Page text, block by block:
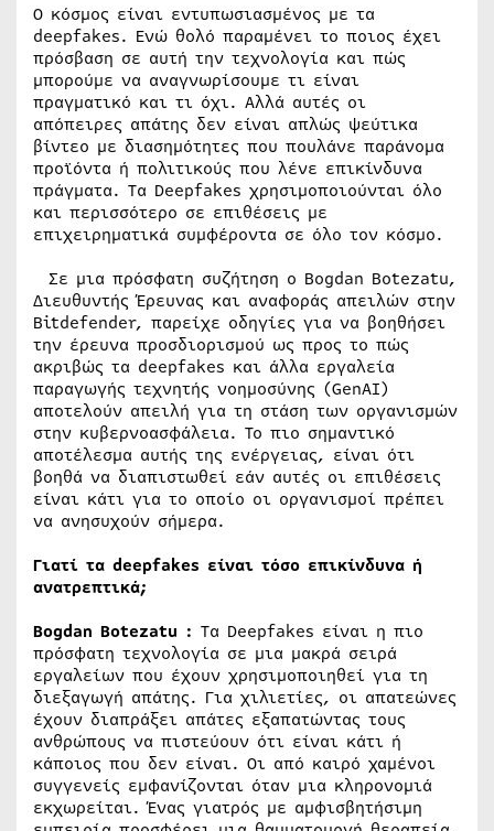
Ο κόσμος είναι εντυπωσιασμένος με τα
deepfakes. Ενώ θολό παραμένει το ποιος έχει
πρόσβαση σε αυτή την τεχνολογία και πώς
μπορούμε να αναγνωρίσουμε τι είναι
πραγματικό και τι όχι. Αλλά αυτές οι
απόπειρες απάτης δεν είναι απλώς ψεύτικα
βίντεο με διασημότητες που πουλάνε παράνομα
προϊόντα ή πολιτικούς που λένε επικίνδυνα
πράγματα. Τα Deepfakes χρησιμοποιούνται όλο
και περισσότερο σε επιθέσεις με
επιχειρηματικά συμφέροντα σε όλο τον κόσμο.
Σε μια πρόσφατη συζήτηση ο Bogdan Botezatu,
Διευθυντής Έρευνας και αναφοράς απειλών στην
Bitdefender, παρείχε οδηγίες για να βοηθήσει
την έρευνα προσδιορισμού ως προς το πώς
ακριβώς τα deepfakes και άλλα εργαλεία
παραγωγής τεχνητής νοημοσύνης (GenAI)
αποτελούν απειλή για τη στάση των οργανισμών
στην κυβερνοασφάλεια. Το πιο σημαντικό
αποτέλεσμα αυτής της ενέργειας, είναι ότι
βοηθά να διαπιστωθεί εάν αυτές οι επιθέσεις
είναι κάτι για το οποίο οι οργανισμοί πρέπει
να ανησυχούν σήμερα.
Γιατί τα deepfakes είναι τόσο επικίνδυνα ή
ανατρεπτικά;
Bogdan Botezatu : Τα Deepfakes είναι η πιο
πρόσφατη τεχνολογία σε μια μακρά σειρά
εργαλείων που έχουν χρησιμοποιηθεί για τη
διεξαγωγή απάτης. Για χιλιετίες, οι απατεώνες
έχουν διαπράξει απάτες εξαπατώντας τους
ανθρώπους να πιστεύουν ότι είναι κάτι ή
κάποιος που δεν είναι. Οι από καιρό χαμένοι
συγγενείς εμφανίζονται όταν μια κληρονομιά
εκχωρείται. Ένας γιατρός με αμφισβητήσιμη